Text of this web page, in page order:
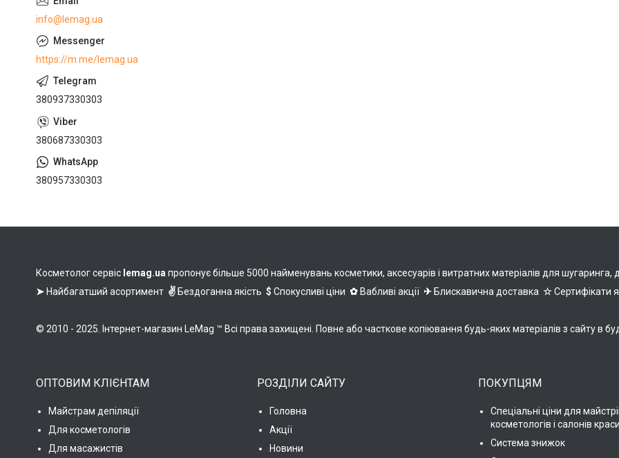
info@lemag.ua
https://m.me/lemag.ua
380937330303
380687330303
380957330303
Косметолог сервіс lemag.ua пропонує більше 5000 найменувань косметики, аксесуарів і витратних матеріалів для шугаринга,
➤ Найбагатший асортимент ✌ Бездоганна якість $ Спокусливі ціни ✿ Вабливі акції ✈ Блискавична доставка ☆Сертифікати
© 2010 - 2025. Інтернет-магазин LeMag ™ Всі права захищені. Повне або часткове копіювання будь-яких матеріалів з сайту
ОПТОВИМ КЛІЄНТАМ
Майстрам депіляції
Для косметологів
Для масажистів
РОЗДІЛИ САЙТУ
Головна
Акції
Новини
ПОКУПЦЯМ
Спеціальні ціни для
косметологів і салонів краси
Система знижок